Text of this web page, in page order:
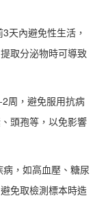
內避免性生活，
取分泌物時可導致
周，避免服用抗病
頭孢等，以免影響
，如高血壓、糖尿
免取檢測標本時造